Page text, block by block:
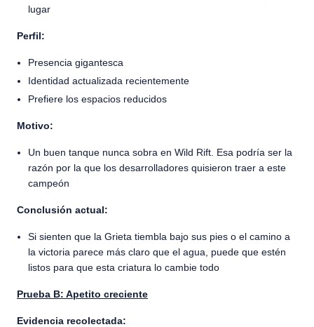
lugar
Perfil:
Presencia gigantesca
Identidad actualizada recientemente
Prefiere los espacios reducidos
Motivo:
Un buen tanque nunca sobra en Wild Rift. Esa podría ser la
razón por la que los desarrolladores quisieron traer a este
campeón
Conclusión actual:
Si sienten que la Grieta tiembla bajo sus pies o el camino a
la victoria parece más claro que el agua, puede que estén
listos para que esta criatura lo cambie todo
Prueba B: Apetito creciente
Evidencia recolectada: